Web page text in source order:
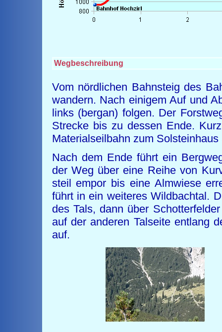
Wegbeschreibung
Vom nördlichen Bahnsteig des
wandern. Nach einigem Auf und
links (bergan) folgen. Der
Strecke bis zu dessen Ende.
Materialseilbahn zum
Nach dem Ende führt ein
der Weg über eine Reihe von
steil empor bis eine Almwiese
führt in ein weiteres Wildbachtal.
des Tals, dann über
auf der anderen Talseite entlang
auf.